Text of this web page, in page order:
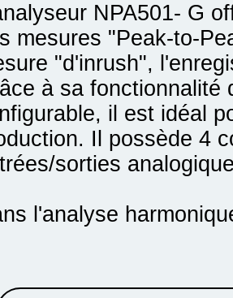
NPA501- G
mesures "Peak-to-
"d'inrush",
à sa fonctionnalité
il est idéal
Il possède 4
sorties
l'analyse